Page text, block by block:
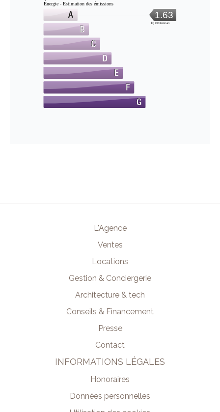
Énergie - Estimation des émissions
1.63
kg CO2/m².an
L'Agence
Ventes
Locations
Gestion & Conciergerie
Architecture & tech
Conseils & Financement
Presse
Contact
INFORMATIONS LÉGALES
Honoraires
Données personnelles